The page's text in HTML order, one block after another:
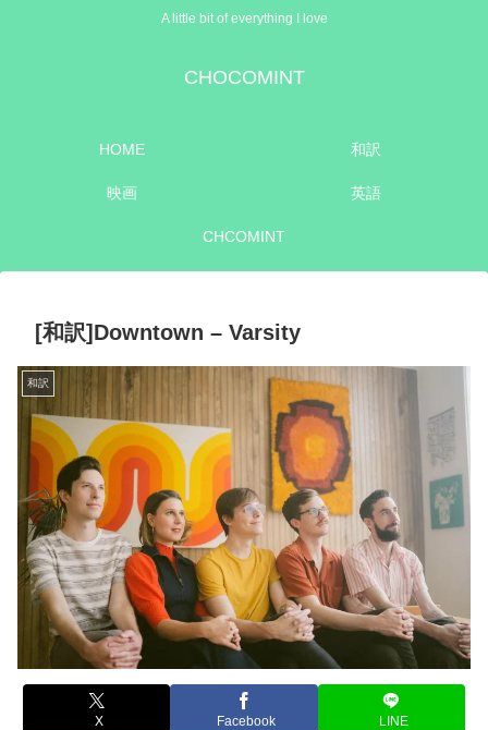
A little bit of everything I love
CHOCOMINT
HOME 和訳
映画 英語
CHCOMINT
[和訳]Downtown – Varsity
和訳
X Facebook LINE